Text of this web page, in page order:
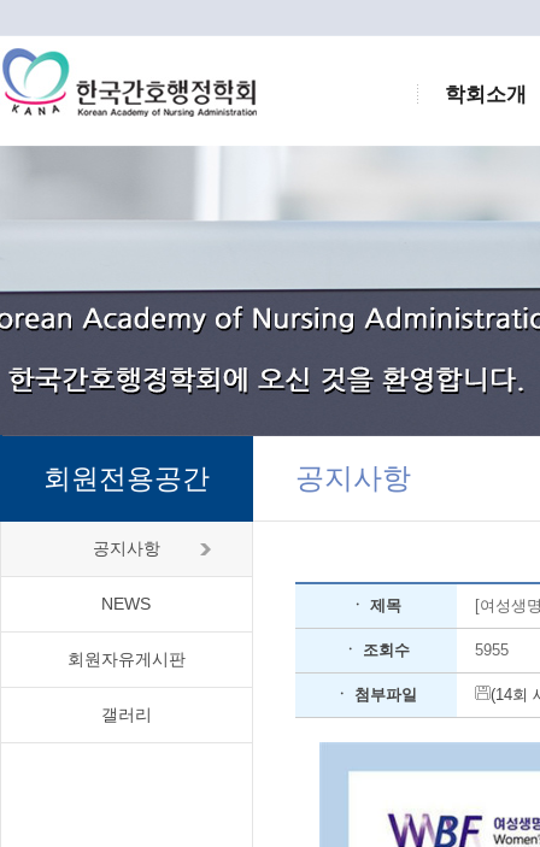
학회소개
회원전용공간
공지사항
NEWS
회원자유게시판
갤러리
공지사항
ㆍ 제목 [여성생
ㆍ 조회수 5955
ㆍ 첨부파일 (14회